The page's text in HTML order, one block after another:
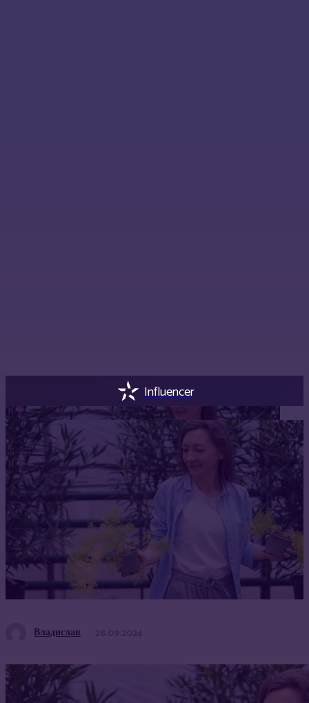
Influencer
Владислав